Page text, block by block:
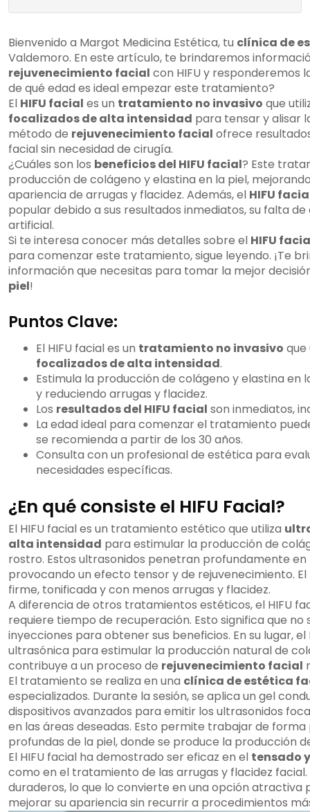
Bienvenido a Margot Medicina Estética, tu clínica de
Valdemoro. En este artículo, te brindaremos
rejuvenecimiento facial con HIFU y responderemos
de qué edad es ideal empezar este tratamiento?
El HIFU facial es un tratamiento no invasivo que
focalizados de alta intensidad para tensar y alisar
método de rejuvenecimiento facial ofrece
facial sin necesidad de cirugía.
¿Cuáles son los beneficios del HIFU facial? Este
producción de colágeno y elastina en la piel,
apariencia de arrugas y flacidez. Además, el HIFU
popular debido a sus resultados inmediatos, su falta
artificial.
Si te interesa conocer más detalles sobre el HIFU
para comenzar este tratamiento, sigue leyendo. ¡Te
información que necesitas para tomar la mejor
piel!
Puntos Clave:
El HIFU facial es un tratamiento no invasivo
focalizados de alta intensidad.
Estimula la producción de colágeno y elastina en
y reduciendo arrugas y flacidez.
Los resultados del HIFU facial son inmediatos,
La edad ideal para comenzar el tratamiento
se recomienda a partir de los 30 años.
Consulta con un profesional de estética para
necesidades específicas.
¿En qué consiste el HIFU Facial?
El HIFU facial es un tratamiento estético que utiliza
alta intensidad para estimular la producción de
rostro. Estos ultrasonidos penetran profundamente en
provocando un efecto tensor y de rejuvenecimiento.
firme, tonificada y con menos arrugas y flacidez.
A diferencia de otros tratamientos estéticos, el HIFU
requiere tiempo de recuperación. Esto significa que no
inyecciones para obtener sus beneficios. En su lugar,
ultrasónica para estimular la producción natural de
contribuye a un proceso de rejuvenecimiento facial
El tratamiento se realiza en una clínica de estética
especializados. Durante la sesión, se aplica un gel
dispositivos avanzados para emitir los ultrasonidos
en las áreas deseadas. Esto permite trabajar de
profundas de la piel, donde se produce la producción
El HIFU facial ha demostrado ser eficaz en el tensado
como en el tratamiento de las arrugas y flacidez facial.
duraderos, lo que lo convierte en una opción atractiva
mejorar su apariencia sin recurrir a procedimientos